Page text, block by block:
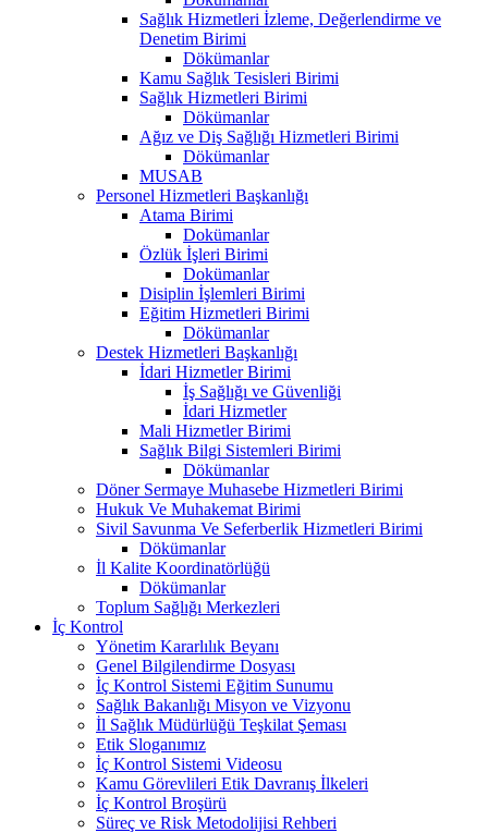
Sağlık Hizmetleri İzleme, Değerlendirme ve
Denetim Birimi
Dökümanlar
Kamu Sağlık Tesisleri Birimi
Sağlık Hizmetleri Birimi
Dökümanlar
Ağız ve Diş Sağlığı Hizmetleri Birimi
Dökümanlar
MUSAB
Personel Hizmetleri Başkanlığı
Atama Birimi
Dokümanlar
Özlük İşleri Birimi
Dokümanlar
Disiplin İşlemleri Birimi
Eğitim Hizmetleri Birimi
Dökümanlar
Destek Hizmetleri Başkanlığı
İdari Hizmetler Birimi
İş Sağlığı ve Güvenliği
İdari Hizmetler
Mali Hizmetler Birimi
Sağlık Bilgi Sistemleri Birimi
Dökümanlar
Döner Sermaye Muhasebe Hizmetleri Birimi
Hukuk Ve Muhakemat Birimi
Sivil Savunma Ve Seferberlik Hizmetleri Birimi
Dökümanlar
İl Kalite Koordinatörlüğü
Dökümanlar
Toplum Sağlığı Merkezleri
İç Kontrol
Yönetim Kararlılık Beyanı
Genel Bilgilendirme Dosyası
İç Kontrol Sistemi Eğitim Sunumu
Sağlık Bakanlığı Misyon ve Vizyonu
İl Sağlık Müdürlüğü Teşkilat Şeması
Etik Sloganımız
İç Kontrol Sistemi Videosu
Kamu Görevlileri Etik Davranış İlkeleri
İç Kontrol Broşürü
Süreç ve Risk Metodolijisi Rehberi